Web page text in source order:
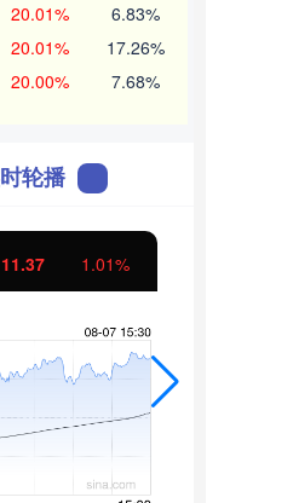
20.01% 6.83%
20.01% 17.26%
20.00% 7.68%
轮播
11.37 1.01%